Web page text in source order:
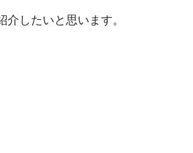
したいと思います。